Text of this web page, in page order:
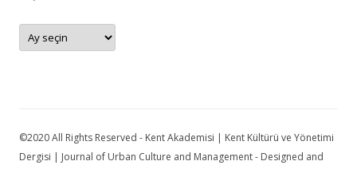
Arşivler
©2020 All Rights Reserved - Kent Akademisi | Kent Kültürü ve Yönetimi
Dergisi | Journal of Urban Culture and Management - Designed and